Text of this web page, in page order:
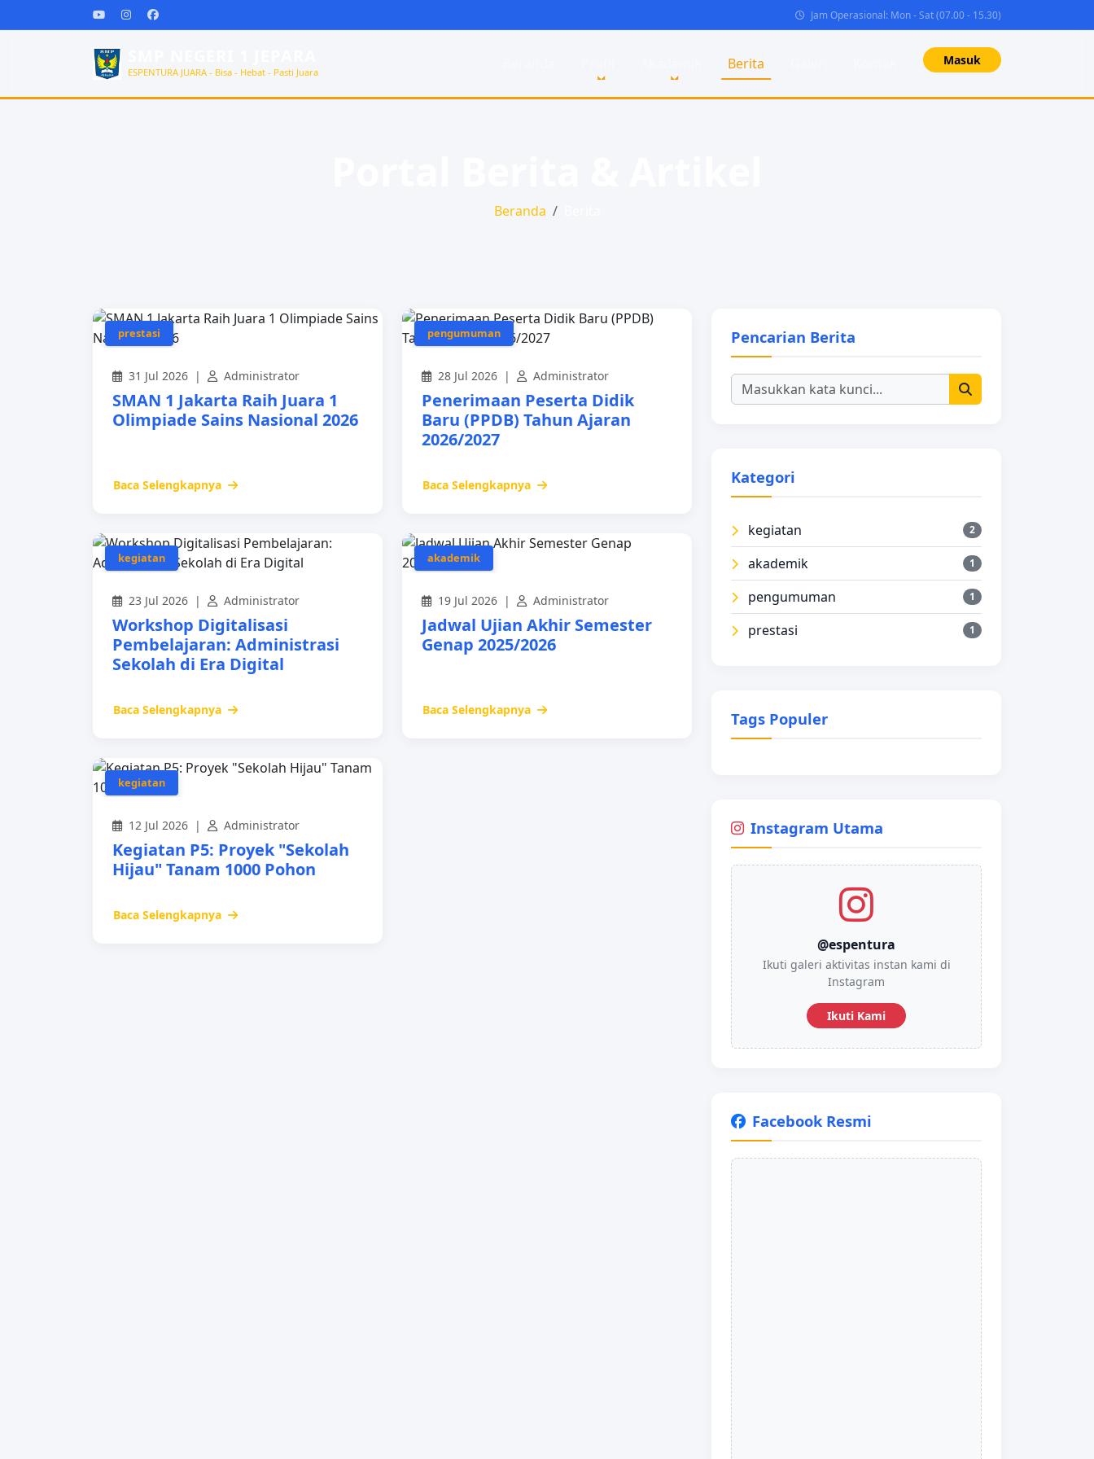
Jam Operasional: Mon - Sat (07.00 - 15.30)
ESPENTURA JUARA - Bisa - Hebat - Pasti Juara Berita Masuk
Beranda
prestasi
31 Jul 2026 | Administrator
SMAN 1 Jakarta Raih Juara 1
Olimpiade Sains Nasional 2026
Baca Selengkapnya
pengumuman
28 Jul 2026 | Administrator
Penerimaan Peserta Didik
Baru (PPDB) Tahun Ajaran
2026/2027
Baca Selengkapnya
kegiatan
23 Jul 2026 | Administrator
Workshop Digitalisasi
Pembelajaran: Administrasi
Sekolah di Era Digital
Baca Selengkapnya
akademik
19 Jul 2026 | Administrator
Jadwal Ujian Akhir Semester
Genap 2025/2026
Baca Selengkapnya
kegiatan
12 Jul 2026 | Administrator
Kegiatan P5: Proyek "Sekolah
Hijau" Tanam 1000 Pohon
Baca Selengkapnya
Pencarian Berita
Kategori
kegiatan 2
akademik 1
pengumuman 1
prestasi 1
Tags Populer
Instagram Utama
@espentura
Ikuti galeri aktivitas instan kami di
Instagram
Ikuti Kami
Facebook Resmi